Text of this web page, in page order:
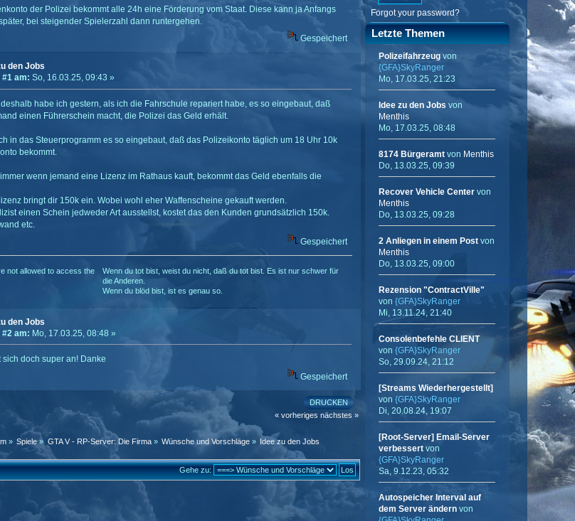
der Polizei bekommt alle 24h eine Förderung vom Staat. Diese kann ja Anfangs
bei steigender Spielerzahl dann runtergehen.
Gespeichert
den Jobs
am: So, 16.03.25, 09:43 »
habe ich gestern, als ich die Fahrschule repariert habe, es so eingebaut, daß
einen Führerschein macht, die Polizei das Geld erhält.
in das Steuerprogramm es so eingebaut, daß das Polizeikonto täglich um 18 Uhr 10k
bekommt.
wenn jemand eine Lizenz im Rathaus kauft, bekommt das Geld ebenfalls die
bringt dir 150k ein. Wobei wohl eher Waffenscheine gekauft werden.
einen Schein jedweder Art ausstellst, kostet das den Kunden grundsätzlich 150k.
etc.
Gespeichert
not allowed to access the
Wenn du tot bist, weist du nicht, daß du tot bist. Es ist nur schwer für
die Anderen.
Wenn du blöd bist, ist es genau so.
den Jobs
am: Mo, 17.03.25, 08:48 »
sich doch super an! Danke
Gespeichert
DRUCKEN
« vorheriges nächstes »
» Spiele» GTA V - RP-Server: Die Firma» Wünsche und Vorschläge » Idee zu den Jobs
Gehe zu:
Forgot your password?
Letzte Themen
Polizeifahrzeugvon
{GFA}SkyRanger
Mo, 17.03.25, 21:23
Idee zu den Jobs von
Menthis
Mo, 17.03.25, 08:48
8174 Bürgeramtvon Menthis
Do, 13.03.25, 09:39
Recover Vehicle Centervon
Menthis
Do, 13.03.25, 09:28
2 Anliegen in einem Postvon
Menthis
Do, 13.03.25, 09:00
Rezension "ContractVille"
von {GFA}SkyRanger
Mi, 13.11.24, 21:40
Consolenbefehle CLIENT
von {GFA}SkyRanger
So, 29.09.24, 21:12
[Streams Wiederhergestellt]
von {GFA}SkyRanger
Di, 20.08.24, 19:07
[Root-Server] Email-Server
verbessertvon
{GFA}SkyRanger
Sa, 9.12.23, 05:32
Autospeicher Interval auf
dem Server ändernvon